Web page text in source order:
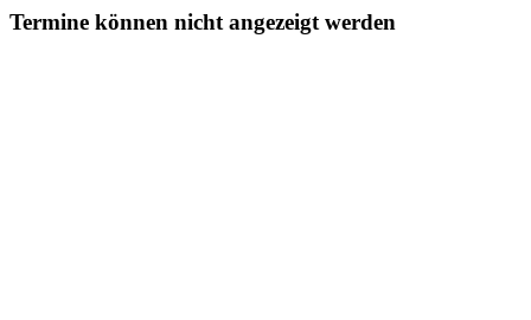
Termine können nicht angezeigt werden